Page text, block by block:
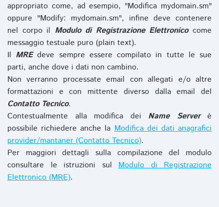
appropriato come, ad esempio, "Modifica mydomain.sm"
oppure "Modify: mydomain.sm", infine deve contenere
nel corpo il Modulo di Registrazione Elettronicocome
messaggio testuale puro (plain text).
Il MREdeve sempre essere compilato in tutte le sue
parti, anche dove i dati non cambino.
Non verranno processate email con allegati e/o altre
formattazioni e con mittente diverso dalla email del
Contatto Tecnico.
Contestualmente alla modifica dei Name Serverè
possibile richiedere anche laModifica dei dati anagrafici
provider/mantaner (Contatto Tecnico).
Per maggiori dettagli sulla compilazione del modulo
consultare le istruzioni sul Modulo di Registrazione
Elettronico (MRE).